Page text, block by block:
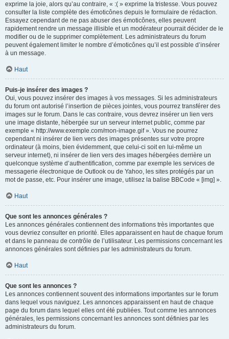
exprime la joie, alors qu’au contraire, « :( » exprime la tristesse. Vous pouvez
consulter la liste complète des émoticônes depuis le formulaire de rédaction.
Essayez cependant de ne pas abuser des émoticônes, elles peuvent
rapidement rendre un message illisible et un modérateur pourrait décider de le
modifier ou de le supprimer complètement. Les administrateurs du forum
peuvent également limiter le nombre d’émoticônes qu’il est possible d’insérer
à un message.
Haut
Puis-je insérer des images ?
Oui, vous pouvez insérer des images à vos messages. Si les administrateurs
du forum ont autorisé l’insertion de pièces jointes, vous pourrez transférer des
images sur le forum. Dans le cas contraire, vous devrez insérer un lien vers
une image distante, hébergée sur un serveur internet public, comme par
exemple « http://www.exemple.com/mon-image.gif ». Vous ne pourrez
cependant ni insérer de lien vers des images présentes sur votre propre
ordinateur (à moins, bien évidemment, que celui-ci soit en lui-même un
serveur internet), ni insérer de lien vers des images hébergées derrière un
quelconque système d’authentification, comme par exemple les services de
messagerie électronique de Outlook ou de Yahoo, les sites protégés par un
mot de passe, etc. Pour insérer une image, utilisez la balise BBCode « [img] ».
Haut
Que sont les annonces générales ?
Les annonces générales contiennent des informations très importantes que
vous devriez consulter en priorité. Elles apparaissent en haut de chaque forum
et dans le panneau de contrôle de l’utilisateur. Les permissions concernant les
annonces générales sont définies par les administrateurs du forum.
Haut
Que sont les annonces ?
Les annonces contiennent souvent des informations importantes sur le forum
dans lequel vous naviguez. Les annonces apparaissent en haut de chaque
page du forum dans lequel elles ont été publiées. Tout comme les annonces
générales, les permissions concernant les annonces sont définies par les
administrateurs du forum.